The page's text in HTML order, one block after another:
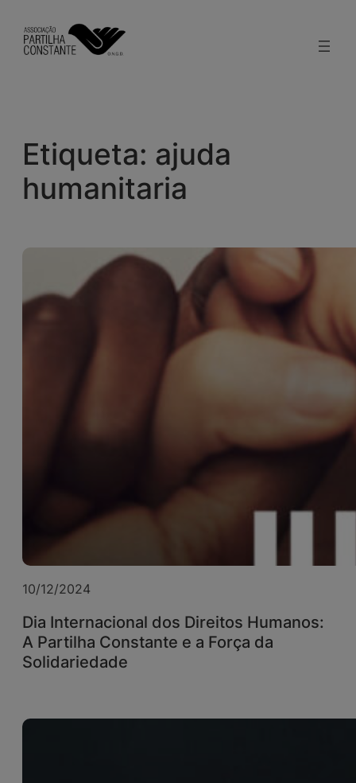
para
Etiqueta: ajuda
humanitaria
10/12/2024
Dia Internacional dos Direitos Humanos:
A Partilha Constante e a Força da
Solidariedade